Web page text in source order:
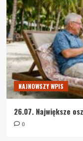
NAJNOWSZY WPIS
26.07. Największe
0